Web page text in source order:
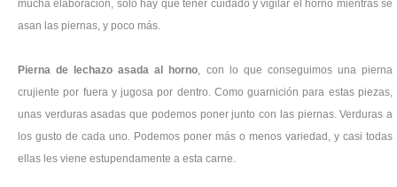
mucha elaboración, solo hay que tener cuidado y vigilar el horno mientras se
asan las piernas, y poco más.
Pierna de lechazo asada al horno, con lo que conseguimos una pierna
crujiente por fuera y jugosa por dentro. Como guarnición para estas piezas,
unas verduras asadas que podemos poner junto con las piernas. Verduras a
los gusto de cada uno. Podemos poner más o menos variedad, y casi todas
ellas les viene estupendamente a esta carne.